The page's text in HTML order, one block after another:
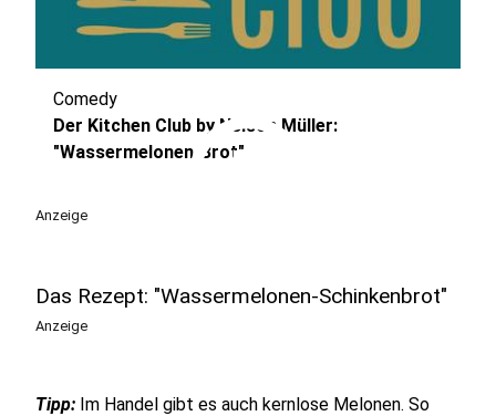
play_circle
Comedy
Der Kitchen Club by Nelson Müller:
"Wassermelonen-Brot"
Anzeige
Das Rezept: "Wassermelonen-Schinkenbrot"
Anzeige
Tipp: Im Handel gibt es auch kernlose Melonen. So